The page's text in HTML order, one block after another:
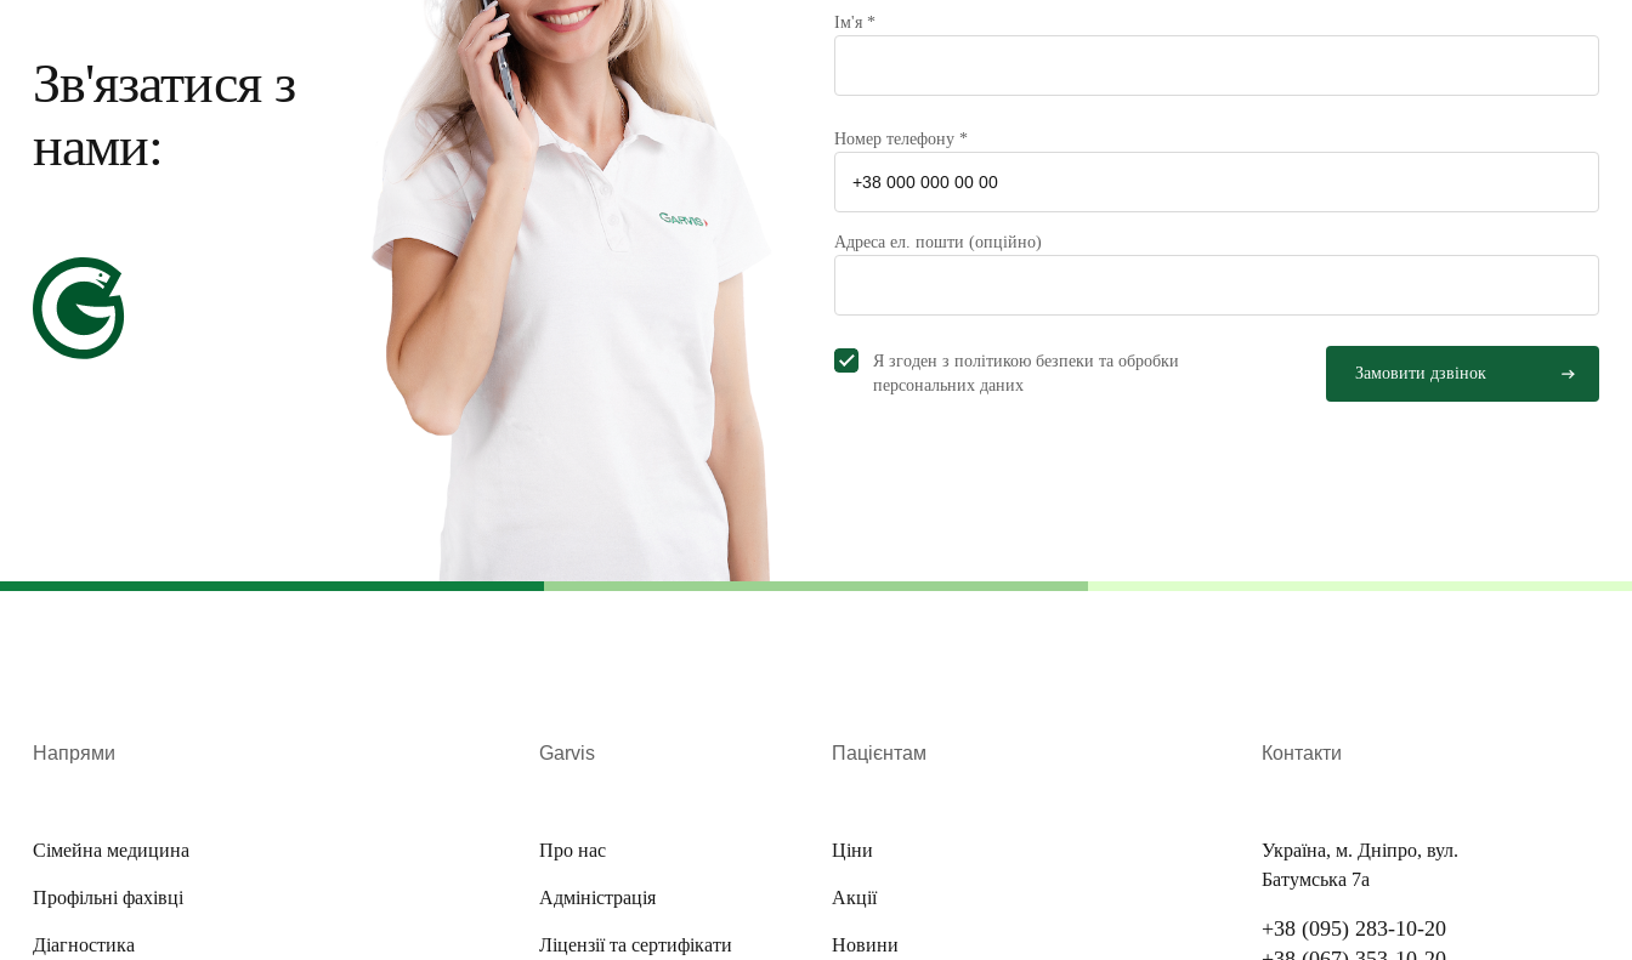
Зв'язатися з
нами:
Ім'я *
Номер телефону *
Адреса ел. пошти (опційно)
Я згоден з політикою безпеки та обробки
персональних даниx
Напрями
Сімейна медицина
Профільні фахівці
Діагностика
Garvis
Про нас
Адміністрація
Ліцензії та сертифікати
Пацієнтам
Ціни
Акції
Новини
Контакти
Україна, м. Дніпро, вул.
Батумська 7а
+38 (095) 283-10-20